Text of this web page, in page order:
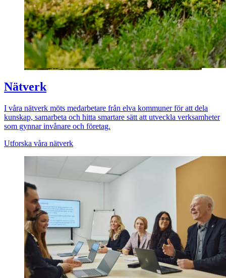
Nätverk
I våra nätverk möts medarbetare från elva kommuner för att dela
kunskap, samarbeta och hitta smartare sätt att utveckla verksamheter
som gynnar invånare och företag.
Utforska våra nätverk